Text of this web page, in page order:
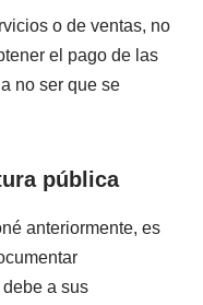
que sólo podremos
de cobro de
lo documentemos
una buena forma
porque luego de
perfecto. Sin